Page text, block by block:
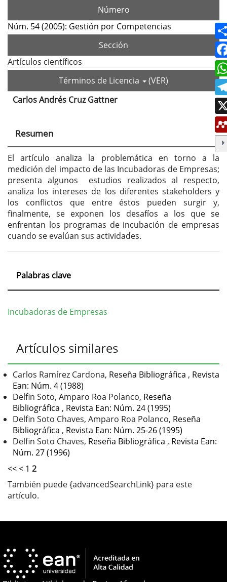
Número
Núm. 54 (2005): Gestión por Competencias
Sección
Artículos científicos
Términos de Licencia
(VER)
Contenido
principal
del
artículo
Carlos Andrés Cruz Gattner
Resumen
El artículo analiza la problemática en torno a la
medición del impacto de las Incubadoras de Empresas;
presenta algunos estudios realizados al respecto,
analiza los intereses de los diferentes stakeholders y
los conflictos que entre éstos pueden surgir y,
finalmente, se exponen los desafíos a los que se
enfrentan los programas de incubación de empresas
cuando se evalúan sus actividades.
Palabras clave
Incubadoras de Empresas
Detalles
del
artículo
Artículos similares
Carlos Ramírez Cardona, Reseña Bibliográfica , Revista
Ean: Núm. 4 (1988)
Delfin Soto, Amparo Roa Polanco, Reseña
Bibliográfica , Revista Ean: Núm. 24 (1995)
Delfin Soto Chaves, Amparo Roa Polanco, Reseña
Bibliográfica , Revista Ean: Núm. 25-26 (1995)
Delfin Soto Chaves, Reseña Bibliográfica , Revista Ean:
Núm. 27 (1996)
<<< 1 2
También puede {advancedSearchLink} para este
artículo.